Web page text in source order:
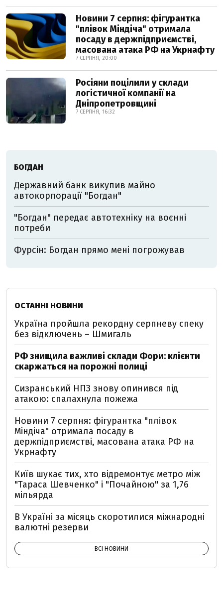
Новини 7 серпня: фігурантка
"плівок Міндіча" отримала
посаду в держпідприємстві,
масована атака РФ на Укрнафту
7 СЕРПНЯ, 20:00
Росіяни поцілили у склади
логістичної компанії на
Дніпропетровщині
7 СЕРПНЯ, 16:32
БОГДАН
Державний банк викупив майно
автокорпорації "Богдан"
"Богдан" передає автотехніку на воєнні
потреби
Фурсін: Богдан прямо мені погрожував
ОСТАННІ НОВИНИ
Україна пройшла рекордну серпневу спеку
без відключень – Шмигаль
РФ знищила важливі склади Фори: клієнти
скаржаться на порожні полиці
Сизранський НПЗ знову опинився під
атакою: спалахнула пожежа
Новини 7 серпня: фігурантка "плівок
Міндіча" отримала посаду в
держпідприємстві, масована атака РФ на
Укрнафту
Київ шукає тих, хто відремонтує метро між
"Тараса Шевченко" і "Почайною" за 1,76
мільярда
В Україні за місяць скоротилися міжнародні
валютні резерви
ВСІ НОВИНИ